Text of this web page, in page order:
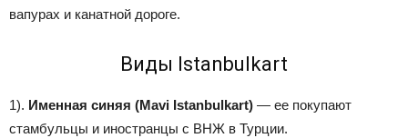
вапурах и канатной дороге.
Виды Istanbulkart
1). Именная синяя (Mavi Istanbulkart) — ее покупают
стамбульцы и иностранцы с ВНЖ в Турции.